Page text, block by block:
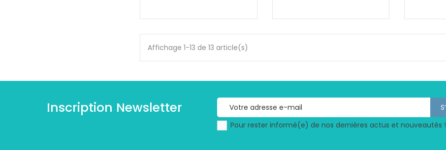
Affichage 1-13 de 13 article(s)
Inscription Newsletter
Pour rester informé(e) de nos dernières actus et nouveautés !